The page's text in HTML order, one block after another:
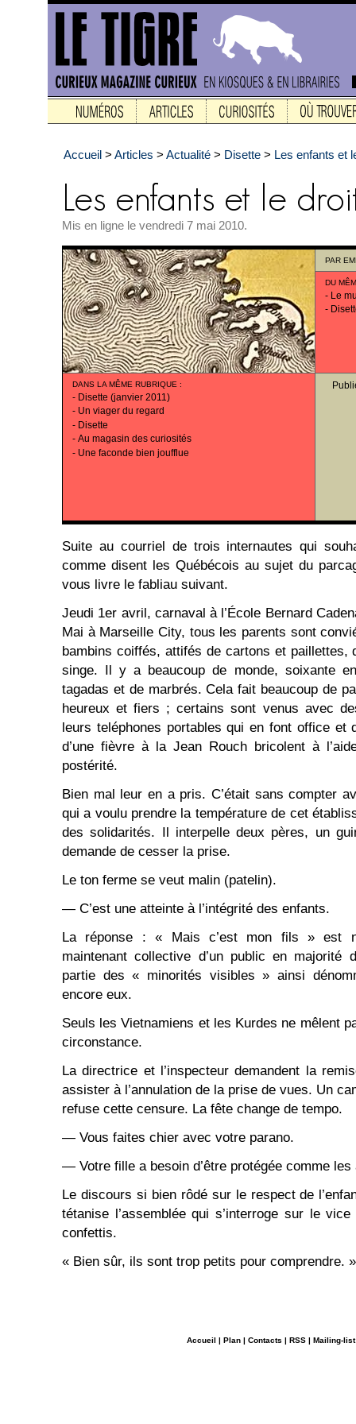
Accueil > Articles > Actualité > Disette > Les enfants et
Mis en ligne le vendredi 7 mai 2010.
PAR
DU
- Le
-
DANS LA MÊME RUBRIQUE :
- Disette (janvier 2011)
- Un viager du regard
- Disette
- Au magasin des curiosités
- Une faconde bien joufflue
Suite au courriel de trois internautes qui
comme disent les Québécois au sujet du
vous livre le fabliau suivant.
Jeudi 1er avril, carnaval à l’École Bernard
Mai à Marseille City, tous les parents sont
bambins coiffés, attifés de cartons et paillettes,
singe. Il y a beaucoup de monde, soixante
tagadas et de marbrés. Cela fait beaucoup de
heureux et fiers ; certains sont venus avec
leurs teléphones portables qui en font office et
d’une fièvre à la Jean Rouch bricolent à
postérité.
Bien mal leur en a pris. C’était sans compter
qui a voulu prendre la température de cet
des solidarités. Il interpelle deux pères, un
demande de cesser la prise.
Le ton ferme se veut malin (patelin).
— C’est une atteinte à l’intégrité des enfants.
La réponse : « Mais c’est mon fils » est
maintenant collective d’un public en majorité
partie des « minorités visibles » ainsi
encore eux.
Seuls les Vietnamiens et les Kurdes ne mêlent
circonstance.
La directrice et l’inspecteur demandent la
assister à l’annulation de la prise de vues. Un
refuse cette censure. La fête change de tempo.
— Vous faites chier avec votre parano.
— Votre fille a besoin d’être protégée comme les
Le discours si bien rôdé sur le respect de
tétanise l’assemblée qui s’interroge sur le
confettis.
« Bien sûr, ils sont trop petits pour comprendre. »
Accueil | Plan | Contacts | RSS | Mailing-list